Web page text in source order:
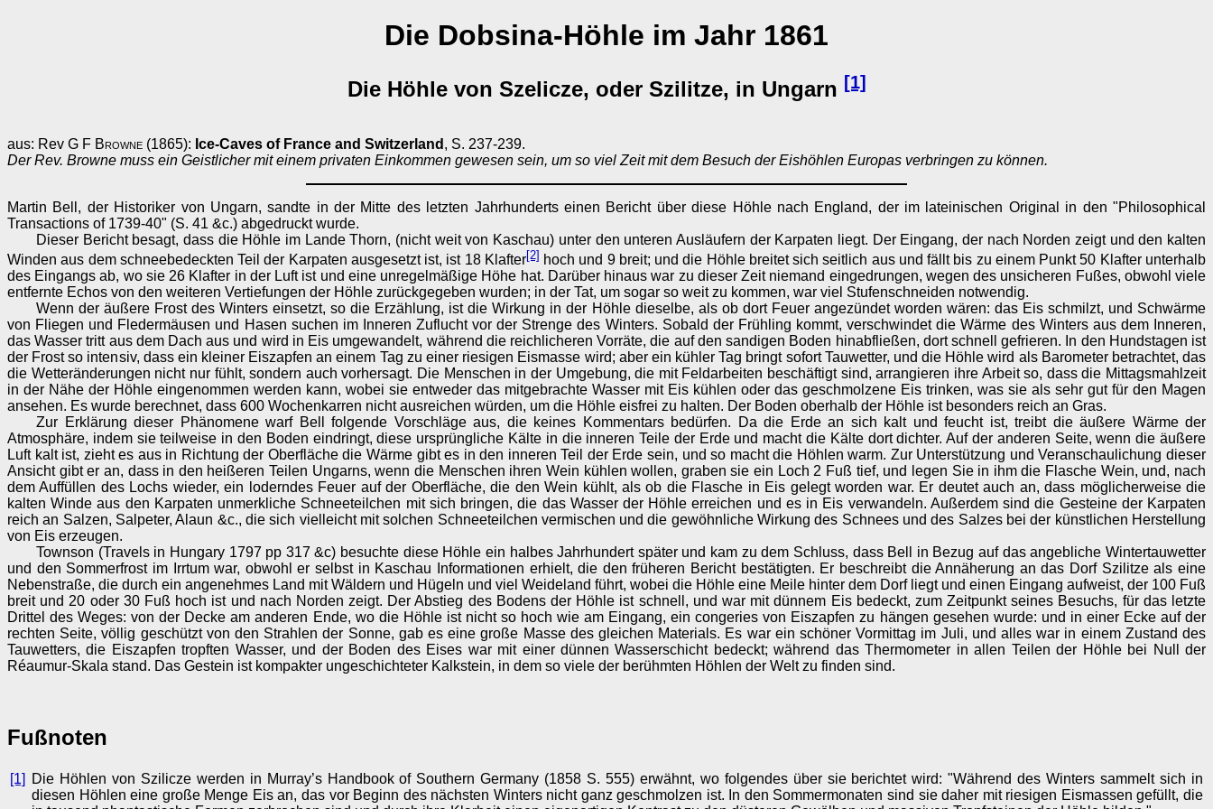
Die Dobsina-Höhle im Jahr 1861
Die Höhle von Szelicze, oder Szilitze, in Ungarn [1]
aus: Rev G F Browne (1865): Ice-Caves of France and Switzerland , S. 237-239.
Der Rev. Browne muss ein Geistlicher mit einem privaten Einkommen gewesen sein, um so viel Zeit mit dem Besuch der Eishöhlen Europas verbringen zu können.
Martin Bell, der Historiker von Ungarn, sandte in der Mitte des letzten Jahrhunderts einen Bericht über diese Höhle nach England, der im lateinischen Original in den "Philosophical
Transactions of 1739-40" (S. 41 &c.) abgedruckt wurde.
Dieser Bericht besagt, dass die Höhle im Lande Thorn, (nicht weit von Kaschau) unter den unteren Ausläufern der Karpaten liegt. Der Eingang, der nach Norden zeigt und den kalten
Winden aus dem schneebedeckten Teil der Karpaten ausgesetzt ist, ist 18 Klafter[2] hoch und 9 breit; und die Höhle breitet sich seitlich aus und fällt bis zu einem Punkt 50 Klafter unterhalb
des Eingangs ab, wo sie 26 Klafter in der Luft ist und eine unregelmäßige Höhe hat. Darüber hinaus war zu dieser Zeit niemand eingedrungen, wegen des unsicheren Fußes, obwohl viele
entfernte Echos von den weiteren Vertiefungen der Höhle zurückgegeben wurden; in der Tat, um sogar so weit zu kommen, war viel Stufenschneiden notwendig.
Wenn der äußere Frost des Winters einsetzt, so die Erzählung, ist die Wirkung in der Höhle dieselbe, als ob dort Feuer angezündet worden wären: das Eis schmilzt, und Schwärme
von Fliegen und Fledermäusen und Hasen suchen im Inneren Zuflucht vor der Strenge des Winters. Sobald der Frühling kommt, verschwindet die Wärme des Winters aus dem Inneren,
das Wasser tritt aus dem Dach aus und wird in Eis umgewandelt, während die reichlicheren Vorräte, die auf den sandigen Boden hinabfließen, dort schnell gefrieren. In den Hundstagen ist
der Frost so intensiv, dass ein kleiner Eiszapfen an einem Tag zu einer riesigen Eismasse wird; aber ein kühler Tag bringt sofort Tauwetter, und die Höhle wird als Barometer betrachtet, das
die Wetteränderungen nicht nur fühlt, sondern auch vorhersagt. Die Menschen in der Umgebung, die mit Feldarbeiten beschäftigt sind, arrangieren ihre Arbeit so, dass die Mittagsmahlzeit
in der Nähe der Höhle eingenommen werden kann, wobei sie entweder das mitgebrachte Wasser mit Eis kühlen oder das geschmolzene Eis trinken, was sie als sehr gut für den Magen
ansehen. Es wurde berechnet, dass 600 Wochenkarren nicht ausreichen würden, um die Höhle eisfrei zu halten. Der Boden oberhalb der Höhle ist besonders reich an Gras.
Zur Erklärung dieser Phänomene warf Bell folgende Vorschläge aus, die keines Kommentars bedürfen. Da die Erde an sich kalt und feucht ist, treibt die äußere Wärme der
Atmosphäre, indem sie teilweise in den Boden eindringt, diese ursprüngliche Kälte in die inneren Teile der Erde und macht die Kälte dort dichter. Auf der anderen Seite, wenn die äußere
Luft kalt ist, zieht es aus in Richtung der Oberfläche die Wärme gibt es in den inneren Teil der Erde sein, und so macht die Höhlen warm. Zur Unterstützung und Veranschaulichung dieser
Ansicht gibt er an, dass in den heißeren Teilen Ungarns, wenn die Menschen ihren Wein kühlen wollen, graben sie ein Loch 2 Fuß tief, und legen Sie in ihm die Flasche Wein, und, nach
dem Auffüllen des Lochs wieder, ein loderndes Feuer auf der Oberfläche, die den Wein kühlt, als ob die Flasche in Eis gelegt worden war. Er deutet auch an, dass möglicherweise die
kalten Winde aus den Karpaten unmerkliche Schneeteilchen mit sich bringen, die das Wasser der Höhle erreichen und es in Eis verwandeln. Außerdem sind die Gesteine der Karpaten
reich an Salzen, Salpeter, Alaun &c., die sich vielleicht mit solchen Schneeteilchen vermischen und die gewöhnliche Wirkung des Schnees und des Salzes bei der künstlichen Herstellung
von Eis erzeugen.
Townson (Travels in Hungary 1797 pp 317 &c) besuchte diese Höhle ein halbes Jahrhundert später und kam zu dem Schluss, dass Bell in Bezug auf das angebliche Wintertauwetter
und den Sommerfrost im Irrtum war, obwohl er selbst in Kaschau Informationen erhielt, die den früheren Bericht bestätigten. Er beschreibt die Annäherung an das Dorf Szilitze als eine
Nebenstraße, die durch ein angenehmes Land mit Wäldern und Hügeln und viel Weideland führt, wobei die Höhle eine Meile hinter dem Dorf liegt und einen Eingang aufweist, der 100 Fuß
breit und 20 oder 30 Fuß hoch ist und nach Norden zeigt. Der Abstieg des Bodens der Höhle ist schnell, und war mit dünnem Eis bedeckt, zum Zeitpunkt seines Besuchs, für das letzte
Drittel des Weges: von der Decke am anderen Ende, wo die Höhle ist nicht so hoch wie am Eingang, ein congeries von Eiszapfen zu hängen gesehen wurde: und in einer Ecke auf der
rechten Seite, völlig geschützt von den Strahlen der Sonne, gab es eine große Masse des gleichen Materials. Es war ein schöner Vormittag im Juli, und alles war in einem Zustand des
Tauwetters, die Eiszapfen tropften Wasser, und der Boden des Eises war mit einer dünnen Wasserschicht bedeckt; während das Thermometer in allen Teilen der Höhle bei Null der
Réaumur-Skala stand. Das Gestein ist kompakter ungeschichteter Kalkstein, in dem so viele der berühmten Höhlen der Welt zu finden sind.
Fußnoten
[1]
Die Höhlen von Szilicze werden in Murray’s Handbook of Southern Germany (1858 S. 555) erwähnt, wo folgendes über sie berichtet wird: "Während des Winters sammelt sich in
diesen Höhlen eine große Menge Eis an, das vor Beginn des nächsten Winters nicht ganz geschmolzen ist. In den Sommermonaten sind sie daher mit riesigen Eismassen gefüllt, die